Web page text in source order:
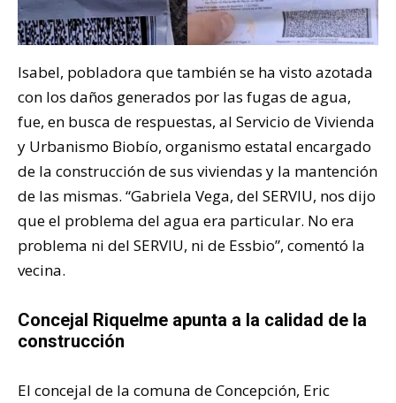
Isabel, pobladora que también se ha visto azotada
con los daños generados por las fugas de agua,
fue, en busca de respuestas, al Servicio de Vivienda
y Urbanismo Biobío, organismo estatal encargado
de la construcción de sus viviendas y la mantención
de las mismas. “Gabriela Vega, del SERVIU, nos dijo
que el problema del agua era particular. No era
problema ni del SERVIU, ni de Essbio”, comentó la
vecina.
Concejal Riquelme apunta a la calidad de la
construcción
El concejal de la comuna de Concepción, Eric